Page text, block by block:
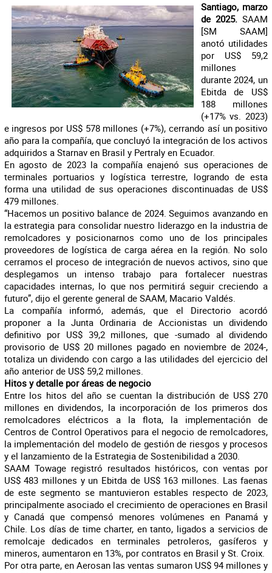
Santiago, marzo
de 2025. SAAM
[SM SAAM]
anotó utilidades
por US$ 59,2
millones
durante 2024, un
Ebitda de US$
188 millones
(+17% vs. 2023)
e ingresos por US$ 578 millones (+7%), cerrando así un positivo
año para la compañía, que concluyó la integración de los activos
adquiridos a Starnav en Brasil y Pertraly en Ecuador.
En agosto de 2023 la compañía enajenó sus operaciones de
terminales portuarios y logística terrestre, logrando de esta
forma una utilidad de sus operaciones discontinuadas de US$
479 millones.
“Hacemos un positivo balance de 2024. Seguimos avanzando en
la estrategia para consolidar nuestro liderazgo en la industria de
remolcadores y posicionarnos como uno de los principales
proveedores de logística de carga aérea en la región. No solo
cerramos el proceso de integración de nuevos activos, sino que
desplegamos un intenso trabajo para fortalecer nuestras
capacidades internas, lo que nos permitirá seguir creciendo a
futuro”, dijo el gerente general de SAAM, Macario Valdés.
La compañía informó, además, que el Directorio acordó
proponer a la Junta Ordinaria de Accionistas un dividendo
definitivo por US$ 39,2 millones, que -sumado al dividendo
provisorio de US$ 20 millones pagado en noviembre de 2024-,
totaliza un dividendo con cargo a las utilidades del ejercicio del
año anterior de US$ 59,2 millones.
Hitos y detalle por áreas de negocio
Entre los hitos del año se cuentan la distribución de US$ 270
millones en dividendos, la incorporación de los primeros dos
remolcadores eléctricos a la flota, la implementación de
Centros de Control Operativos para el negocio de remolcadores,
la implementación del modelo de gestión de riesgos y procesos
y el lanzamiento de la Estrategia de Sostenibilidad a 2030.
SAAM Towage registró resultados históricos, con ventas por
US$ 483 millones y un Ebitda de US$ 163 millones. Las faenas
de este segmento se mantuvieron estables respecto de 2023,
principalmente asociado el crecimiento de operaciones en Brasil
y Canadá que compensó menores volúmenes en Panamá y
Chile. Los días de time charter, en tanto, ligados a servicios de
remolcaje dedicados en terminales petroleros, gasíferos y
mineros, aumentaron en 13%, por contratos en Brasil y St. Croix.
Por otra parte, en Aerosan las ventas sumaron US$ 94 millones y